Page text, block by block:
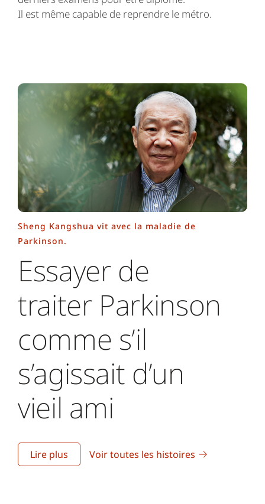
Il est même capable de reprendre le métro.
Sheng Kangshua vit avec la maladie de
Parkinson.
Essayer de
traiter Parkinson
comme s’il
s’agissait d’un
vieil ami
Lire plus Voir toutes les histoires